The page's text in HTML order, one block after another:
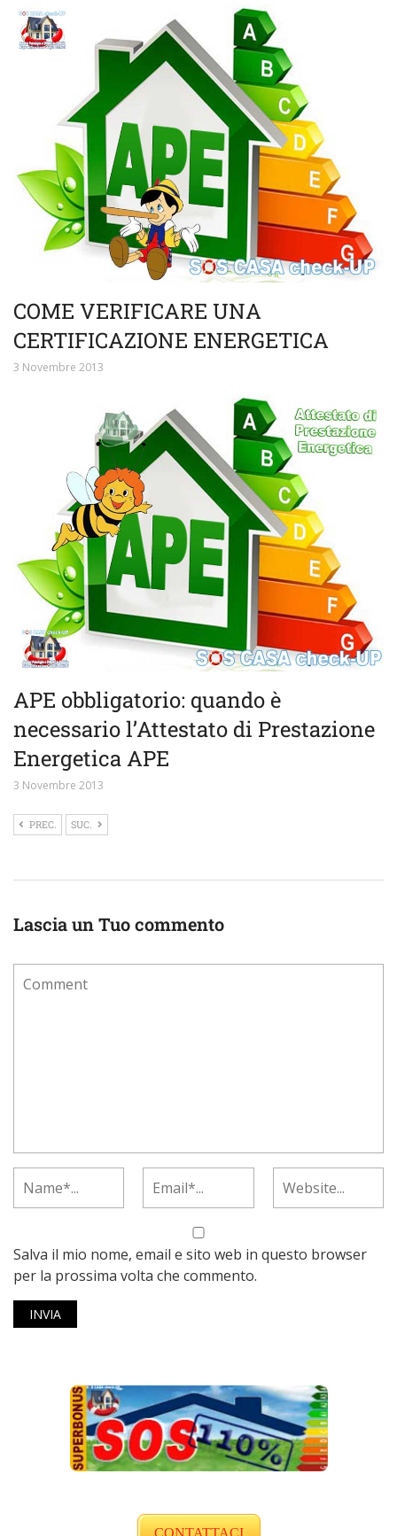
COME VERIFICARE UNA
CERTIFICAZIONE ENERGETICA
3 Novembre 2013
APE obbligatorio: quando è
necessario l’Attestato di Prestazione
Energetica APE
3 Novembre 2013
PREC. SUC.
Lascia un Tuo commento
Salva il mio nome, email e sito web in questo browser
per la prossima volta che commento.